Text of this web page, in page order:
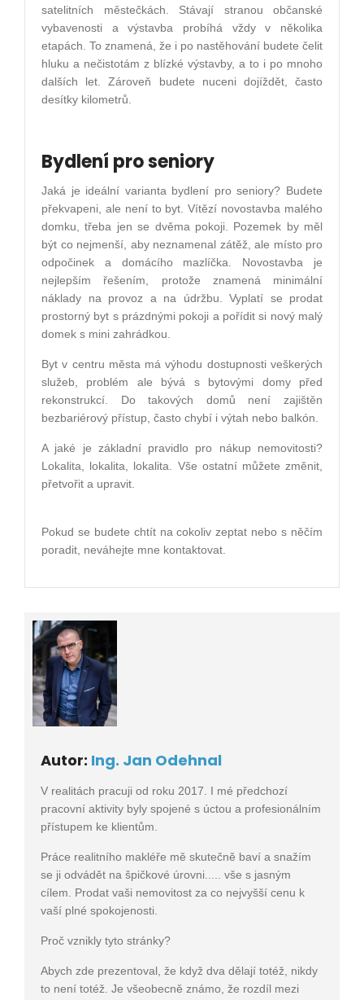
satelitních městečkách. Stávají stranou občanské
vybavenosti a výstavba probíhá vždy v několika
etapách. To znamená, že i po nastěhování budete čelit
hluku a nečistotám z blízké výstavby, a to i po mnoho
dalších let. Zároveň budete nuceni dojíždět, často
desítky kilometrů.
Bydlení pro seniory
Jaká je ideální varianta bydlení pro seniory? Budete
překvapeni, ale není to byt. Vítězí novostavba malého
domku, třeba jen se dvěma pokoji. Pozemek by měl
být co nejmenší, aby neznamenal zátěž, ale místo pro
odpočinek a domácího mazlíčka. Novostavba je
nejlepším řešením, protože znamená minimální
náklady na provoz a na údržbu. Vyplatí se prodat
prostorný byt s prázdnými pokoji a pořídit si nový malý
domek s mini zahrádkou.
Byt v centru města má výhodu dostupnosti veškerých
služeb, problém ale bývá s bytovými domy před
rekonstrukcí. Do takových domů není zajištěn
bezbariérový přístup, často chybí i výtah nebo balkón.
A jaké je základní pravidlo pro nákup nemovitosti?
Lokalita, lokalita, lokalita. Vše ostatní můžete změnit,
přetvořit a upravit.
Pokud se budete chtít na cokoliv zeptat nebo s něčím
poradit, neváhejte mne kontaktovat.
Autor: Ing. Jan Odehnal
V realitách pracuji od roku 2017. I mé předchozí
pracovní aktivity byly spojené s úctou a profesionálním
přístupem ke klientům.
Práce realitního makléře mě skutečně baví a snažím
se ji odvádět na špičkové úrovni..... vše s jasným
cílem. Prodat vaši nemovitost za co nejvyšší cenu k
vaší plné spokojenosti.
Proč vznikly tyto stránky?
Abych zde prezentoval, že když dva dělají totéž, nikdy
to není totéž. Je všeobecně známo, že rozdíl mezi